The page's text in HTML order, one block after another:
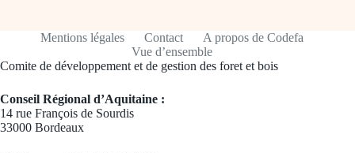
Mentions légales Contact
A propos de Codefa
Vue d’ensemble
Comite de développement et de gestion des foret et bois
Conseil Régional d’Aquitaine :
14 rue François de Sourdis
33000 Bordeaux